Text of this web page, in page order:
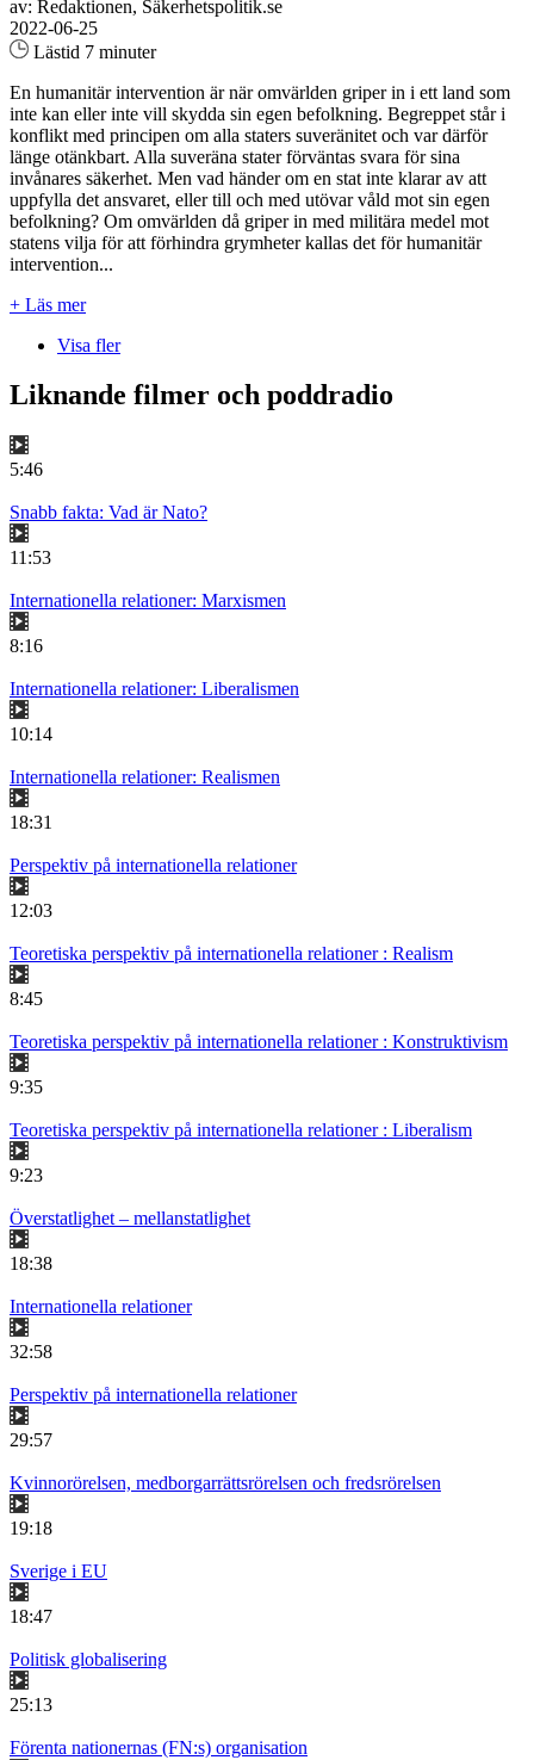
av: Redaktionen, Säkerhetspolitik.se
2022-06-25
Lästid 7 minuter
En humanitär intervention är när omvärlden griper in i ett land som
inte kan eller inte vill skydda sin egen befolkning. Begreppet står i
konflikt med principen om alla staters suveränitet och var därför
länge otänkbart. Alla suveräna stater förväntas svara för sina
invånares säkerhet. Men vad händer om en stat inte klarar av att
uppfylla det ansvaret, eller till och med utövar våld mot sin egen
befolkning? Om omvärlden då griper in med militära medel mot
statens vilja för att förhindra grymheter kallas det för humanitär
intervention...
+ Läs mer
Visa fler
Liknande filmer och poddradio
5:46
Snabb fakta: Vad är Nato?
11:53
Internationella relationer: Marxismen
8:16
Internationella relationer: Liberalismen
10:14
Internationella relationer: Realismen
18:31
Perspektiv på internationella relationer
12:03
Teoretiska perspektiv på internationella relationer : Realism
8:45
Teoretiska perspektiv på internationella relationer : Konstruktivism
9:35
Teoretiska perspektiv på internationella relationer : Liberalism
9:23
Överstatlighet – mellanstatlighet
18:38
Internationella relationer
32:58
Perspektiv på internationella relationer
29:57
Kvinnorörelsen, medborgarrättsrörelsen och fredsrörelsen
19:18
Sverige i EU
18:47
Politisk globalisering
25:13
Förenta nationernas (FN:s) organisation